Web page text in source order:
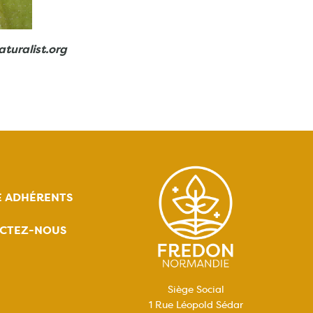
ADHÉRENTS
NOUS
Siège Social
1 Rue Léopold Sédar